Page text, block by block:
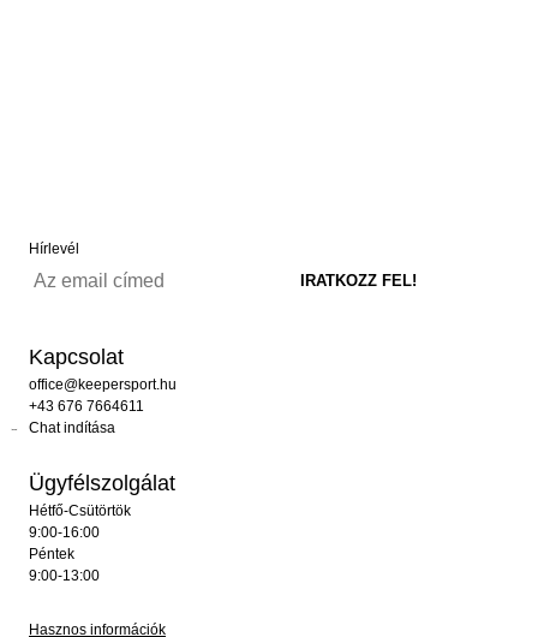
Hírlevél
Kapcsolat
office@keepersport.hu
+43 676 7664611
Chat indítása
Ügyfélszolgálat
Hétfő-Csütörtök
9:00-16:00
Péntek
9:00-13:00
Hasznos információk